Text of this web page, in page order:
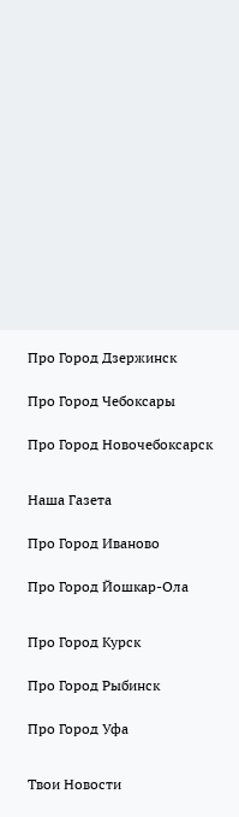
Про Город Дзержинск
Про Город Чебоксары
Про Город Новочебоксарск
Наша Газета
Про Город Иваново
Про Город Йошкар-Ола
Про Город Курск
Про Город Рыбинск
Про Город Уфа
Твои Новости